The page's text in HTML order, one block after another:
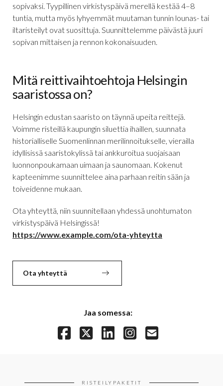
sopivaksi. Tyypillinen virkistyspäivä merellä kestää 4–8
tuntia, mutta myös lyhyemmät muutaman tunnin lounas- tai
iltaristeilyt ovat suosittuja. Suunnittelemme päivästä juuri
sopivan mittaisen ja rennon kokonaisuuden.
Mitä reittivaihtoehtoja Helsingin
saaristossa on?
Helsingin edustan saaristo on täynnä upeita reittejä.
Voimme risteillä kaupungin siluettia ihaillen, suunnata
historialliselle Suomenlinnan merilinnoitukselle, vierailla
idyllisissä saaristokylissä tai ankkuroitua suojaisaan
luonnonpoukamaan uimaan ja saunomaan. Kokenut
kapteenimme suunnittelee aina parhaan reitin sään ja
toiveidenne mukaan.
Ota yhteyttä, niin suunnitellaan yhdessä unohtumaton
virkistyspäivä Helsingissä!
https://www.example.com/ota-yhteytta
Ota yhteyttä
Jaa somessa:
RISTEILYPAKETIT